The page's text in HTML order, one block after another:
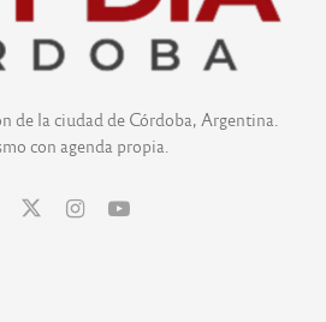
de la ciudad de Córdoba, Argentina.
con agenda propia.